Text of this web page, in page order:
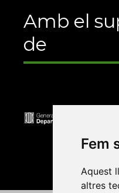
Fem
Aquest
altres
Amb el
de